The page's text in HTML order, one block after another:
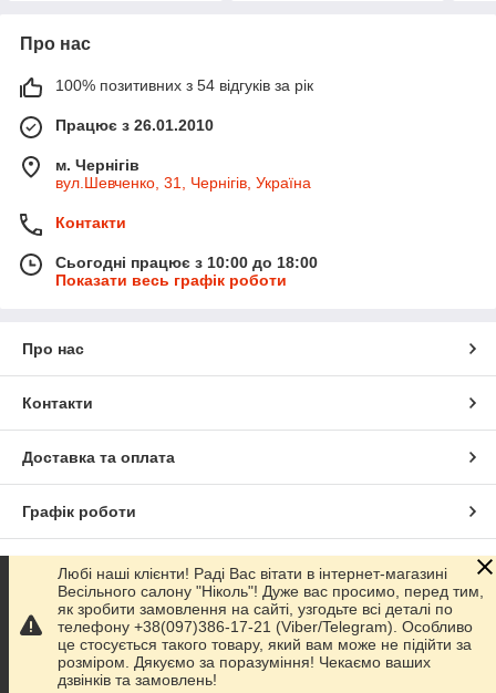
Про нас
100% позитивних з 54 відгуків за рік
Працює з 26.01.2010
м. Чернігів
вул.Шевченко, 31, Чернігів, Україна
Контакти
Сьогодні працює з 10:00 до 18:00
Показати весь графік роботи
Про нас
Контакти
Доставка та оплата
Графік роботи
Повна версія сайту
Сайт створено на маркетплейсіProm.ua
Політика конфіденційності
Любі наші клієнти! Раді Вас вітати в інтернет-магазині
Весільного салону "Ніколь"! Дуже вас просимо, перед тим,
як зробити замовлення на сайті, узгодьте всі деталі по
телефону +38(097)386-17-21 (Viber/Telegram). Особливо
це стосується такого товару, який вам може не підійти за
розміром. Дякуємо за поразуміння! Чекаємо ваших
дзвінків та замовлень!